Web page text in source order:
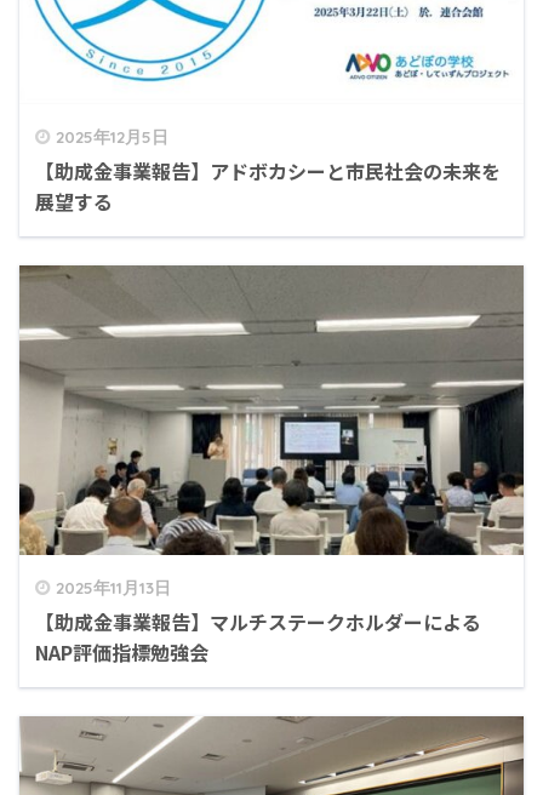
2025年12月5日
【助成金事業報告】アドボカシーと市民社会の未来を
展望する
2025年11月13日
【助成金事業報告】マルチステークホルダーによる
NAP評価指標勉強会